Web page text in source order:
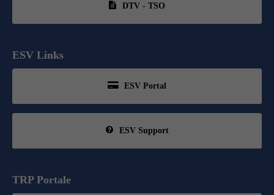
DTV - TSO
ESV Links
ESV Portal
ESV Support
TRP Portale